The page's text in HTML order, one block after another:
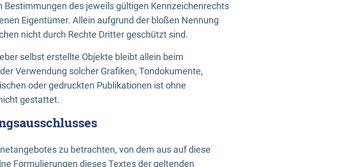
des jeweils gültigen Kennzeichenrechts
Eigentümer. Allein aufgrund der bloßen Nennung
nicht durch Rechte Dritter geschützt sind.
selbst erstellte Objekte bleibt allein beim
Verwendung solcher Grafiken, Tondokumente,
oder gedruckten Publikationen ist ohne
gestattet.
zu betrachten, von dem aus auf diese
Formulierungen dieses Textes der geltenden